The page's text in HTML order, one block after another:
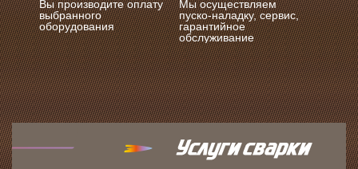
Вы производите оплату
выбранного
оборудования
Мы осуществляем
пуско-наладку, сервис,
гарантийное
обслуживание